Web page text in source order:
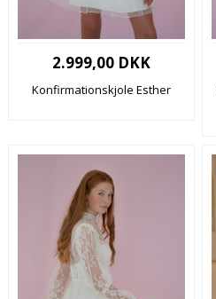
2.999,00 DKK
Konfirmationskjole Esther